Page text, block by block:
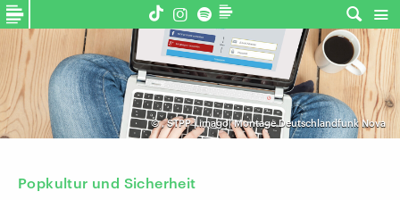
©,STPP | imago| Montage Deutschlandfunk Nova
Popkultur und Sicherheit